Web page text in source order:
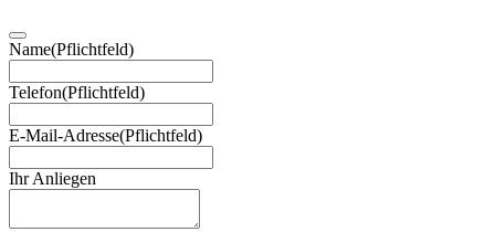
Name(Pflichtfeld)
Telefon(Pflichtfeld)
E-Mail-Adresse(Pflichtfeld)
Ihr Anliegen